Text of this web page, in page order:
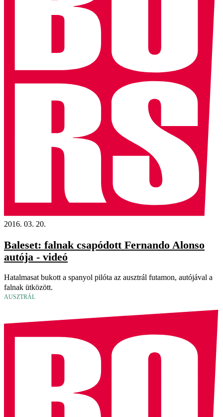
2016. 03. 20.
Baleset: falnak csapódott Fernando Alonso
autója - videó
Hatalmasat bukott a spanyol pilóta az ausztrál futamon, autójával a
falnak ütközött.
AUSZTRÁL